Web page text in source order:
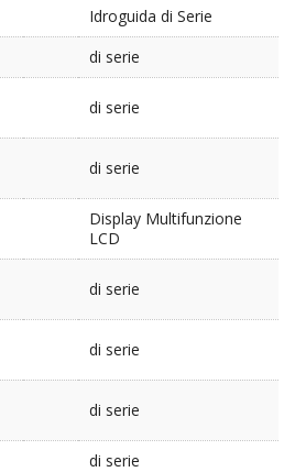
Idroguida di Serie
di serie
di serie
di serie
Display Multifunzione
LCD
di serie
di serie
di serie
di serie